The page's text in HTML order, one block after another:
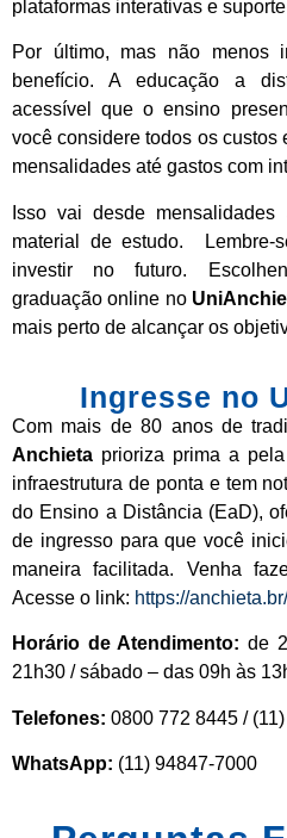
plataformas interativas e
Por último, mas não menos
benefício. A educação a
acessível que o ensino
você considere todos os
mensalidades até gastos com
Isso vai desde
material de estudo. Lembre-
investir no futuro.
graduação online no
mais perto de alcançar os
Ingresse no
Com mais de 80 anos de
Anchieta prioriza prima a
infraestrutura de ponta e tem
do Ensino a Distância (EaD),
de ingresso para que você
maneira facilitada. Venha
Acesse o link: https://
Horário de Atendimento: de
21h30 / sábado – das 09h às
Telefones: 0800 772 8445 /
WhatsApp: (11) 94847-7000